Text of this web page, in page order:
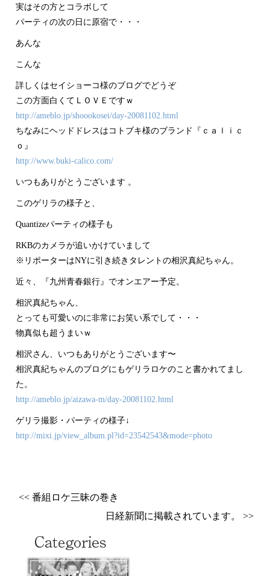
実はその方とコラボして
パーティの次の日に原宿で・・・
あんな
こんな
詳しくはセイショーコ様のブログでどうぞ
この方面白くてＬＯＶＥですｗ
http://ameblo.jp/shoookosei/day-20081102.html
ちなみにヘッドドレスはコトブキ様のブランド『ｃａｌｉｃ
ｏ』
http://www.buki-calico.com/
いつもありがとうございます 。
このゲリラの様子と、
Quantizeパーティの様子も
RKBのカメラが追いかけていまして
※リポーターはNYに引き続きタレントの相沢真紀ちゃん。
近々、『九州青春銀行』でオンエアー予定。
相沢真紀ちゃん、
とっても可愛いのに非常にお笑い系でして・・・
物真似も超うまいｗ
相沢さん、いつもありがとうございます〜
相沢真紀ちゃんのブログにもゲリラロケのこと書かれてまし
た。
http://ameblo.jp/aizawa-m/day-20081102.html
ゲリラ撮影・パーティの様子↓
http://mixi.jp/view_album.pl?id=23542543&mode=photo
<< 番組ロケ三昧の巻き
日経新聞に掲載されています。 >>